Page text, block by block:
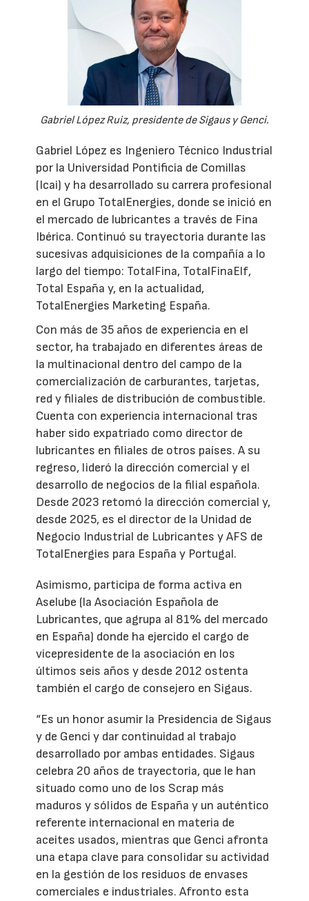
Gabriel López Ruiz, presidente de Sigaus y Genci.
Gabriel López es Ingeniero Técnico Industrial
por la Universidad Pontificia de Comillas
(Icai) y ha desarrollado su carrera profesional
en el Grupo TotalEnergies, donde se inició en
el mercado de lubricantes a través de Fina
Ibérica. Continuó su trayectoria durante las
sucesivas adquisiciones de la compañía a lo
largo del tiempo: TotalFina, TotalFinaElf,
Total España y, en la actualidad,
TotalEnergies Marketing España.
Con más de 35 años de experiencia en el
sector, ha trabajado en diferentes áreas de
la multinacional dentro del campo de la
comercialización de carburantes, tarjetas,
red y filiales de distribución de combustible.
Cuenta con experiencia internacional tras
haber sido expatriado como director de
lubricantes en filiales de otros países. A su
regreso, lideró la dirección comercial y el
desarrollo de negocios de la filial española.
Desde 2023 retomó la dirección comercial y,
desde 2025, es el director de la Unidad de
Negocio Industrial de Lubricantes y AFS de
TotalEnergies para España y Portugal.
Asimismo, participa de forma activa en
Aselube (la Asociación Española de
Lubricantes, que agrupa al 81% del mercado
en España) donde ha ejercido el cargo de
vicepresidente de la asociación en los
últimos seis años y desde 2012 ostenta
también el cargo de consejero en Sigaus.
“Es un honor asumir la Presidencia de Sigaus
y de Genci y dar continuidad al trabajo
desarrollado por ambas entidades. Sigaus
celebra 20 años de trayectoria, que le han
situado como uno de los Scrap más
maduros y sólidos de España y un auténtico
referente internacional en materia de
aceites usados, mientras que Genci afronta
una etapa clave para consolidar su actividad
en la gestión de los residuos de envases
comerciales e industriales. Afronto esta